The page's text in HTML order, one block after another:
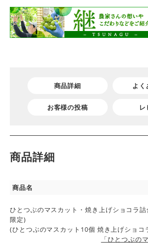
商品詳細 よく
お客様の投稿 レ
商品詳細
商品名
ひとつぶのマスカット・焼き上げショコラ
限定)
(ひとつぶのマスカット10個 焼き上げショコ
「ひとつぶの